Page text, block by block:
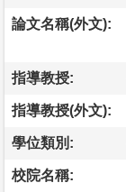
論文名稱(外文):
指導教授:
指導教授(外文):
學位類別:
校院名稱: